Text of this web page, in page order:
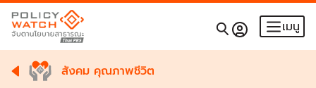
เมนู
สังคม คุณภาพชีวิต